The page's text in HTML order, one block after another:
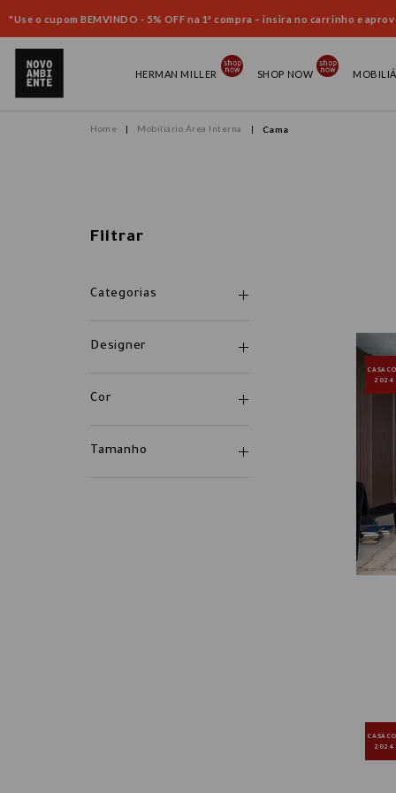
"Use o cupom BEMVINDO - 5% OFF na 1ª compra – insira no carrinho e
HERMAN MILLER SHOP NOW
Mobiliário Área Interna Cama
Filtrar
Categorias
Designer
Cor
Tamanho
2024
2024